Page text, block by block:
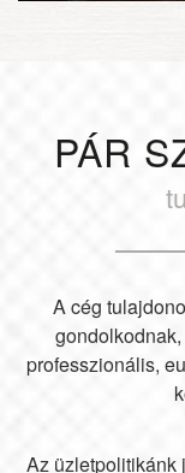
PÁR
A cég
professzionális,
Az üzletpolitikánk